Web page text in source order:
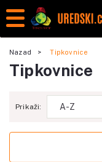
Nazad Tipkovnice
Tipkovnice
Prikaži: